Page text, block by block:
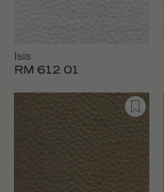
Isis
RM 612 01